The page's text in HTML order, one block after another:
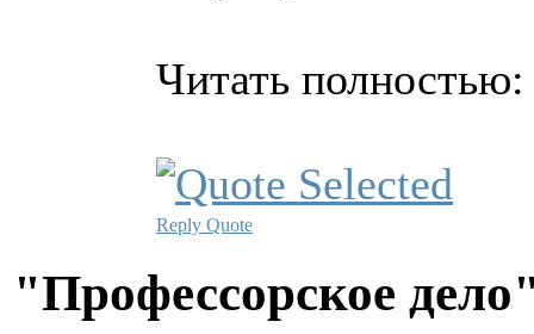
Читать
Reply Quote
"Профессорское